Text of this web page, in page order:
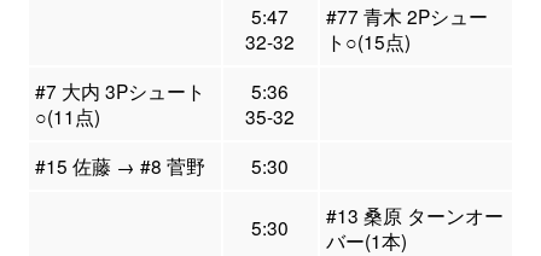
5:47
32-32
#77 青木 2Pシュー
ト○(15点)
#7 大内 3Pシュート
○(11点)
5:36
35-32
#15 佐藤 → #8 菅野
5:30
5:30
#13 桑原 ターンオー
バー(1本)